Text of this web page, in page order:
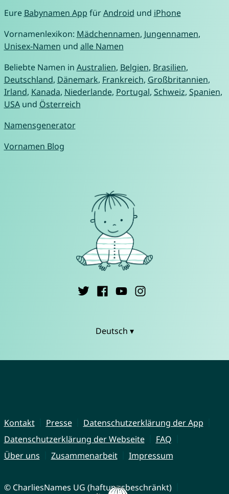
Eure Babynamen App fürAndroid und iPhone
Vornamenlexikon: Mädchennamen, Jungennamen,
Unisex-Namen und alle Namen
Beliebte Namen in Australien, Belgien, Brasilien,
Deutschland, Dänemark, Frankreich, Großbritannien,
Irland, Kanada, Niederlande, Portugal, Schweiz, Spanien,
USAund Österreich
Namensgenerator
Vornamen Blog
Deutsch ▾
Kontakt Presse
Datenschutzerklärung der App
Datenschutzerklärung der Webseite
FAQ
Über uns
Zusammenarbeit Impressum
© CharliesNames UG (haftungsbeschränkt)